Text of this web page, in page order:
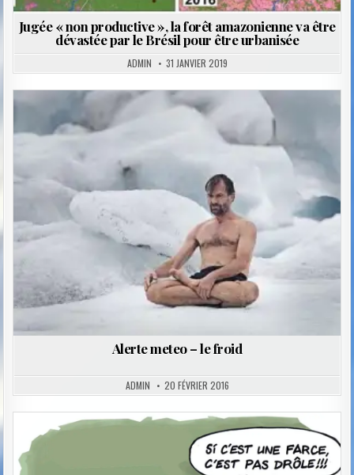
Jugée « non productive », la forêt amazonienne va être
dévastée par le Brésil pour être urbanisée
ADMIN 31 JANVIER 2019
Posted
Alerte meteo – le froid
ADMIN 20 FÉVRIER 2016